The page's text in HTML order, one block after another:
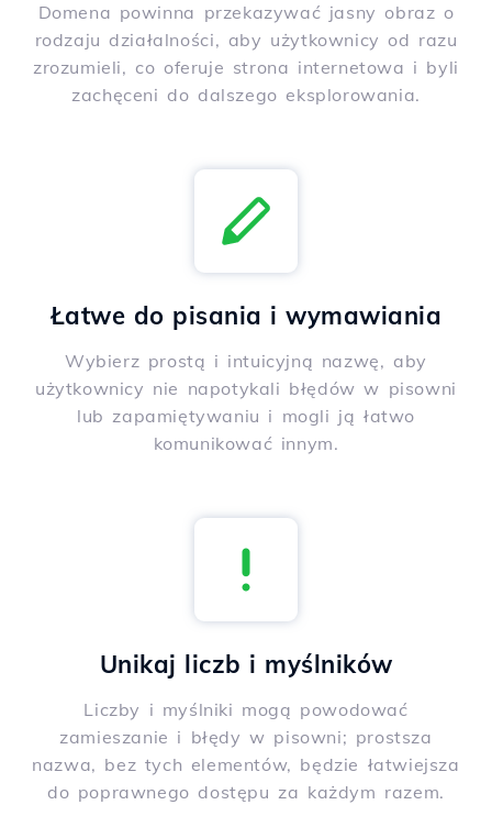
Domena powinna przekazywać jasny obraz o
rodzaju działalności, aby użytkownicy od razu
zrozumieli, co oferuje strona internetowa i byli
zachęceni do dalszego eksplorowania.
Łatwe do pisania i wymawiania
Wybierz prostą i intuicyjną nazwę, aby
użytkownicy nie napotykali błędów w pisowni
lub zapamiętywaniu i mogli ją łatwo
komunikować innym.
Unikaj liczb i myślników
Liczby i myślniki mogą powodować
zamieszanie i błędy w pisowni; prostsza
nazwa, bez tych elementów, będzie łatwiejsza
do poprawnego dostępu za każdym razem.